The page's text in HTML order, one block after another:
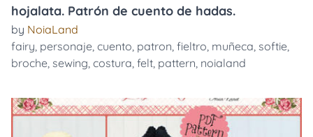
hojalata. Patrón de cuento de hadas.
by NoiaLand
fairy, personaje, cuento, patron, fieltro, muñeca, softie,
broche, sewing, costura, felt, pattern, noialand